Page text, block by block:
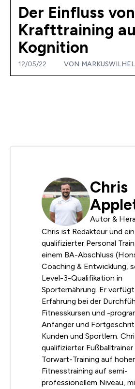
Der Einfluss von
Krafttraining
Kognition
12/05/22 VON
Chris
Autor &
Chris ist Redakteur und
qualifizierter Personal
einem BA-Abschluss
Coaching & Entwicklung,
Level-3-Qualifikation in
Sporternährung. Er
Erfahrung bei der
Fitnesskursen und -
Anfänger und
Kunden und Sportlern.
qualifizierter
Torwart-Training auf
Fitnesstraining auf semi-
professionellem Niveau,